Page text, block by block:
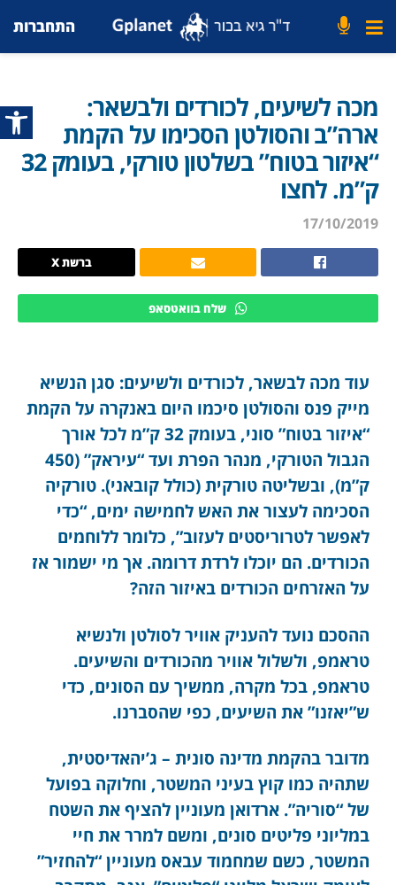
פתח
התחברות
מכה לשיעים, לכורדים ולבשאר:
ארה”ב והסולטן הסכימו על הקמת
“איזור בטוח” בשלטון טורקי, בעומק 32
ק”מ. לחצו
17/10/2019
ברשת X
שלח בוואטסאפ
עוד מכה לבשאר, לכורדים ולשיעים: סגן הנשיא
מייק פנס והסולטן סיכמו היום באנקרה על הקמת
“איזור בטוח” סוני, בעומק 32 ק”מ לכל אורך
הגבול הטורקי, מנהר הפרת ועד “עיראק” (450
ק”מ), ובשליטה טורקית (כולל קובאני). טורקיה
הסכימה לעצור את האש לחמישה ימים, “כדי
לאפשר לטרוריסטים לעזוב”, כלומר ללוחמים
הכורדים. הם יוכלו לרדת דרומה. אך מי ישמור אז
על האזרחים הכורדים באיזור הזה?
ההסכם נועד להעניק אוויר לסולטן ולנשיא
טראמפ, ולשלול אוויר מהכורדים והשיעים.
טראמפ, בכל מקרה, ממשיך עם הסונים, כדי
ש”יאזנו” את השיעים, כפי שהסברנו.
מדובר בהקמת מדינה סונית – ג’יהאדיסטית,
שתהיה כמו קוץ בעיני המשטר, וחלוקה בפועל
של “סוריה”. ארדואן מעוניין להציף את השטח
במליוני פליטים סונים, ומשם למרר את חיי
המשטר, כשם שמחמוד עבאס מעוניין “להחזיר”